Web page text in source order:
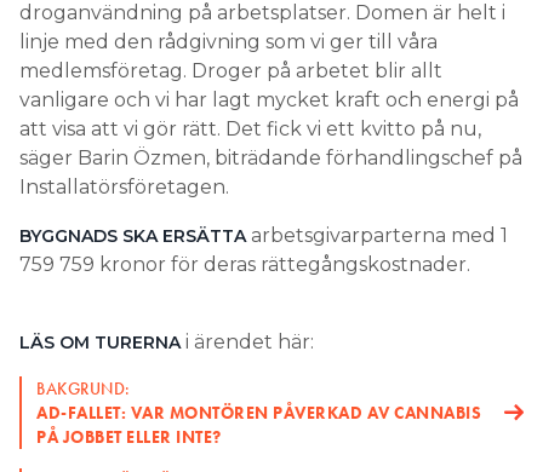
droganvändning på arbetsplatser. Domen är helt i
linje med den rådgivning som vi ger till våra
medlemsföretag. Droger på arbetet blir allt
vanligare och vi har lagt mycket kraft och energi på
att visa att vi gör rätt. Det fick vi ett kvitto på nu,
säger Barin Özmen, biträdande förhandlingschef på
Installatörsföretagen.
BYGGNADS SKA ERSÄTTAarbetsgivarparterna med 1
759 759 kronor för deras rättegångskostnader.
LÄS OM TURERNAi ärendet här:
BAKGRUND:
AD-FALLET: VAR MONTÖREN PÅVERKAD AV CANNABIS
PÅ JOBBET ELLER INTE?